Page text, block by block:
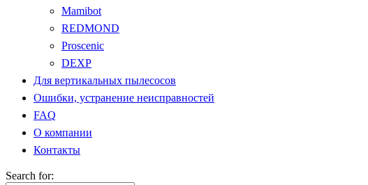
Mamibot
REDMOND
Proscenic
DEXP
Для вертикальных пылесосов
Ошибки, устранение неисправностей
FAQ
О компании
Контакты
Search for: